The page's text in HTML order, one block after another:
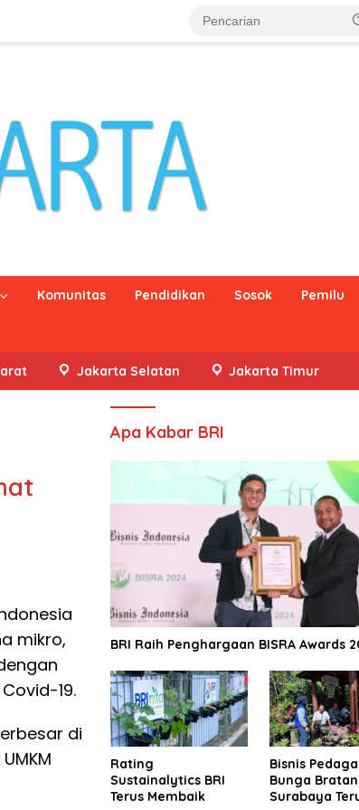
Komunitas Pendidikan Sosok Pemilu
Jakarta Selatan Jakarta Timur
mikro,
19.
di
Apa Kabar BRI
BRI Raih Penghargaan BISRA Awards
Rating
Sustainalytics BRI
Terus Membaik
Bisnis
Bunga
Surabaya